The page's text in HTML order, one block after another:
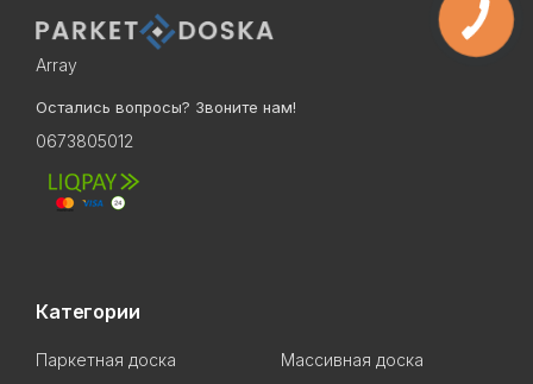
Array
Остались вопросы? Звоните нам!
0673805012
Категории
Паркетная доска
Массивная доска